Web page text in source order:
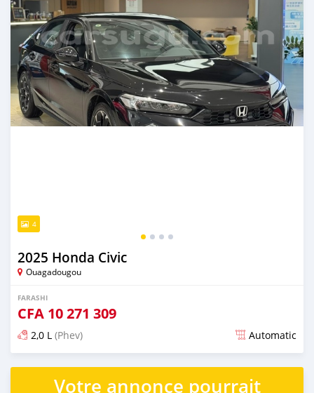
4
2025 Honda Civic
Ouagadougou
FARASHI
CFA 10 271 309
2,0 L (Phev) Automatic
An sanya wannan 6 watanni da ya gabata
Votre annonce pourrait